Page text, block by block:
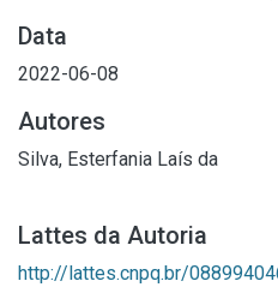
Data
2022-06-08
Autores
Silva, Esterfania Laís da
Lattes da Autoria
http://lattes.cnpq.br/